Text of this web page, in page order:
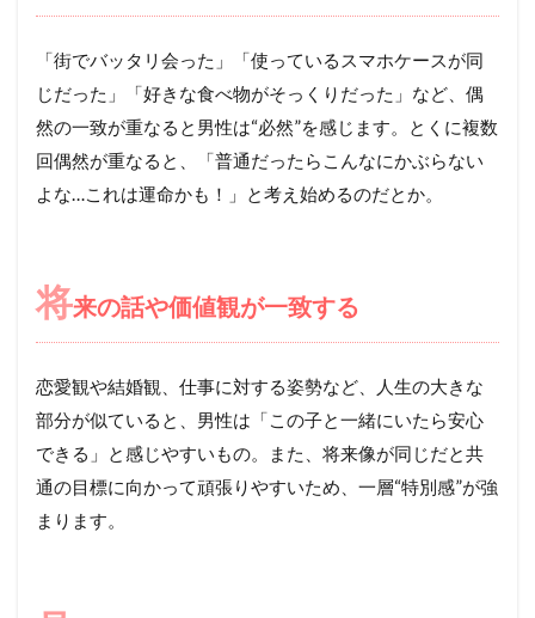
「街でバッタリ会った」「使っているスマホケースが同
じだった」「好きな食べ物がそっくりだった」など、偶
然の一致が重なると男性は“必然”を感じます。とくに複数
回偶然が重なると、「普通だったらこんなにかぶらない
よな…これは運命かも！」と考え始めるのだとか。
将来の話や価値観が一致する
恋愛観や結婚観、仕事に対する姿勢など、人生の大きな
部分が似ていると、男性は「この子と一緒にいたら安心
できる」と感じやすいもの。また、将来像が同じだと共
通の目標に向かって頑張りやすいため、一層“特別感”が強
まります。